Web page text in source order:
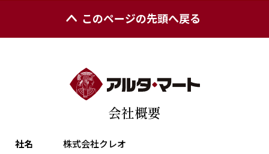
このページの先頭へ戻る
会社概要
社名
株式会社クレオ